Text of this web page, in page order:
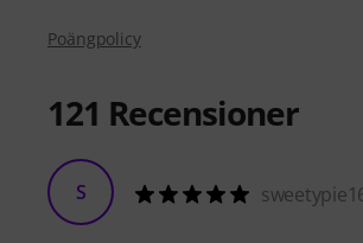
Poängpolicy
121 Recensioner
S